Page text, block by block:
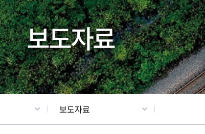
갤러리 기차소개
보도자료
보도자료